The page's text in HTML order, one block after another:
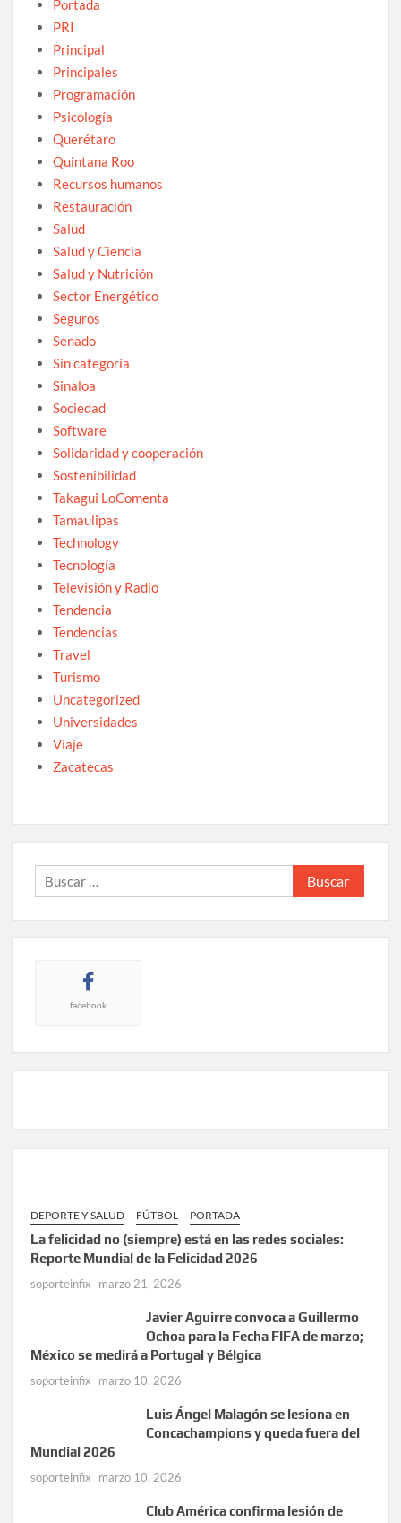
Portada
PRI
Principal
Principales
Programación
Psicología
Querétaro
Quintana Roo
Recursos humanos
Restauración
Salud
Salud y Ciencia
Salud y Nutrición
Sector Energético
Seguros
Senado
Sin categoría
Sinaloa
Sociedad
Software
Solidaridad y cooperación
Sostenibilidad
Takagui LoComenta
Tamaulipas
Technology
Tecnología
Televisión y Radio
Tendencia
Tendencias
Travel
Turismo
Uncategorized
Universidades
Viaje
Zacatecas
Buscar:
facebook
DEPORTE Y SALUD FÚTBOL PORTADA
La felicidad no (siempre) está en las redes sociales:
Reporte Mundial de la Felicidad 2026
soporteinfix marzo 21, 2026
Javier Aguirre convoca a Guillermo
Ochoa para la Fecha FIFA de marzo;
México se medirá a Portugal y Bélgica
soporteinfix marzo 10, 2026
Luis Ángel Malagón se lesiona en
Concachampions y queda fuera del
Mundial 2026
soporteinfix marzo 10, 2026
Club América confirma lesión de